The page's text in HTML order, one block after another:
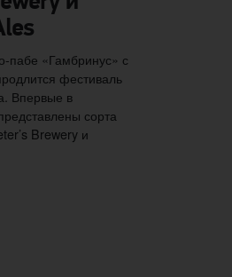
пабе «Гамбринус» с
фестиваль
Впервые в
сорта
Brewery и